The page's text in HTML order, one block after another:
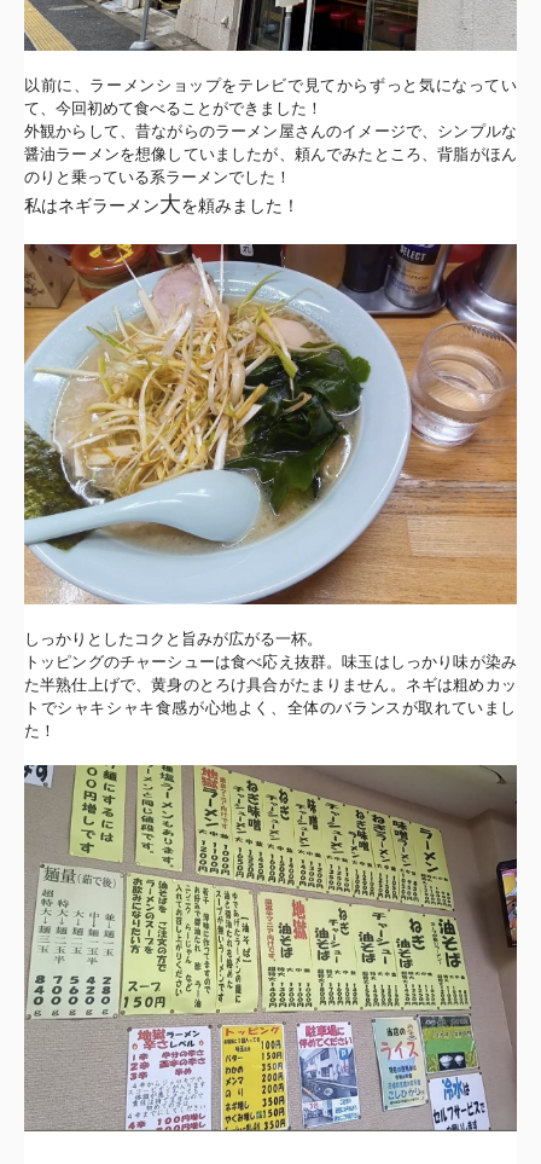
以前に、ラーメンショップをテレビで見てからずっと気になってい
て、今回初めて食べることができました！
外観からして、昔ながらのラーメン屋さんのイメージで、 シンプルな
醤油ラーメンを想像していましたが、頼んでみたところ、背脂がほん
のりと乗っている系ラーメンでした！
私はネギラーメン大を頼みました！
しっかりとしたコクと旨みが広がる一杯。
トッピングのチャーシューは食べ応え抜群。味玉はしっかり味が染み
た半熟仕上げで、黄身のとろけ具合がたまりません。 ネギは粗めカッ
トでシャキシャキ食感が心地よく、 全体のバランスが取れていまし
た！